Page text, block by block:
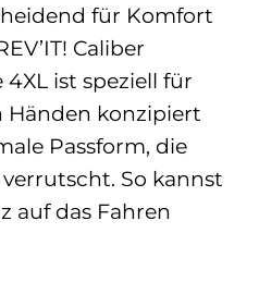
für Komfort
Caliber
ist speziell für
Händen konzipiert
Passform, die
So kannst
auf das Fahren